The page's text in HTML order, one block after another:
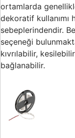
ortamlarda
dekoratif kullanımı
sebeplerindendir.
seçeneği
kıvrılabilir,
bağlanabilir.